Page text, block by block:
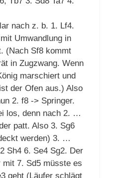
nach z. b. 1. Lf4.
Umwandlung in
(Nach Sf8 kommt
in Zugzwang. Wenn
marschiert und
der Ofen aus.) Also
2. f8 -> Springer.
los, denn nach 2. …
patt. Also 3. Sg6
werden) 3. …
Sh4 6. Se4 Sg2. Der
7. Sd5 müsste es
geht (Läufer schlägt